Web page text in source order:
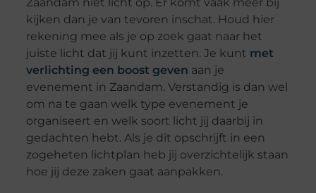
kijken dan je van tevoren inschat. Houd hier
rekening mee als je op zoek gaat naar het
juiste licht dat jij kunt inzetten. Je kunt met
verlichting een boost geven aan je
evenement in Zaandam. Verstandig is dan wel
om na te gaan welk type evenement je
organiseert en welk soort licht jij daarbij in
gedachten hebt. Als je dit opschrijft in een
zogeheten lichtplan heb jij overzichtelijk staan
hoe jij deze zaken gaat aanpakken.